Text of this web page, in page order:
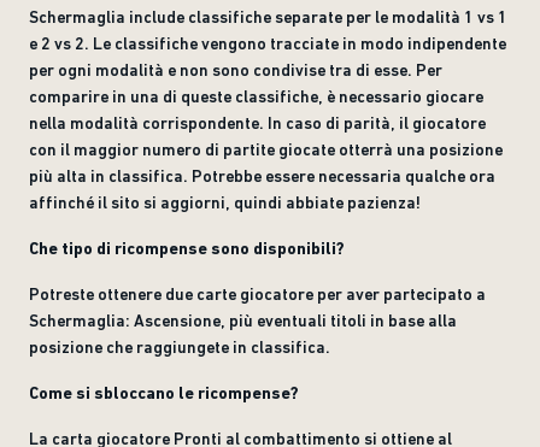
Schermaglia include classifiche separate per le modalità 1 vs 1
e 2 vs 2. Le classifiche vengono tracciate in modo indipendente
per ogni modalità e non sono condivise tra di esse. Per
comparire in una di queste classifiche, è necessario giocare
nella modalità corrispondente. In caso di parità, il giocatore
con il maggior numero di partite giocate otterrà una posizione
più alta in classifica. Potrebbe essere necessaria qualche ora
affinché il sito si aggiorni, quindi abbiate pazienza!
Che tipo di ricompense sono disponibili?
Potreste ottenere due carte giocatore per aver partecipato a
Schermaglia: Ascensione, più eventuali titoli in base alla
posizione che raggiungete in classifica.
Come si sbloccano le ricompense?
La carta giocatore Pronti al combattimento si ottiene al